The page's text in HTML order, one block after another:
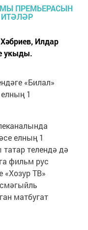
Илдар
укыды.
«Билал»
1
елның 1
телендә дә
фильм рус
«Хозур ТВ»
матбугат